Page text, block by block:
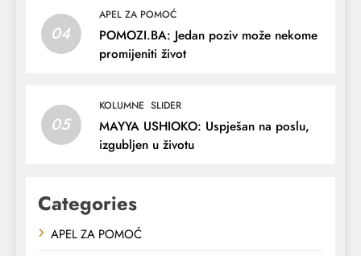
04
APEL ZA POMOĆ
POMOZI.BA: Jedan poziv može nekome
promijeniti život
05
KOLUMNE SLIDER
MAYYA USHIOKO: Uspješan na poslu,
izgubljen u životu
Categories
APEL ZA POMOĆ